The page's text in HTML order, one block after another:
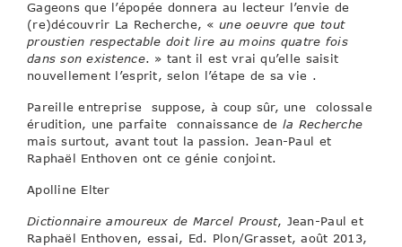
Gageons que l’épopée donnera au lecteur l’envie de
(re)découvrir La Recherche, « une oeuvre que tout
proustien respectable doit lire au moins quatre fois
dans son existence. » tant il est vrai qu’elle saisit
nouvellement l’esprit, selon l’étape de sa vie .
Pareille entreprise suppose, à coup sûr, une colossale
érudition, une parfaite connaissance de la Recherche
mais surtout, avant tout la passion. Jean-Paul et
Raphaël Enthoven ont ce génie conjoint.
Apolline Elter
Dictionnaire amoureux de Marcel Proust, Jean-Paul et
Raphaël Enthoven, essai, Ed. Plon/Grasset, août 2013,